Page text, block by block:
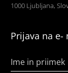
1000 Ljubljana,
Prijava na e-
Ime in priimek